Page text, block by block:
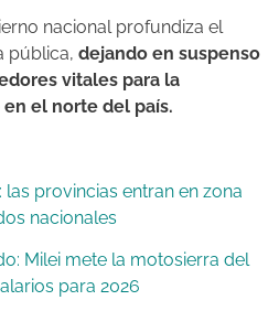
nacional profundiza el
pública, dejando en suspenso
vitales para la
el norte del país.
provincias entran en zona
nacionales
Milei mete la motosierra del
para 2026